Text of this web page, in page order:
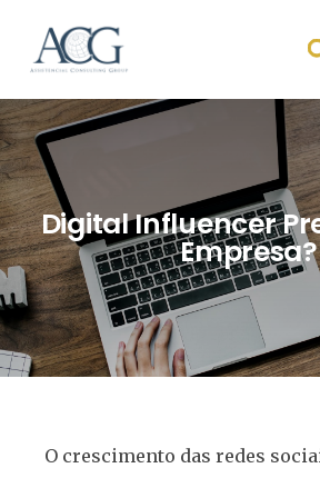
Digital Influencer
Empresa?
O crescimento das redes